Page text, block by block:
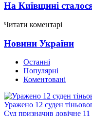
На Київщині
Читати коментарі
Новини України
Останні
Популярні
Коментовані
Уражено 12 суден
Суд призначив довічне